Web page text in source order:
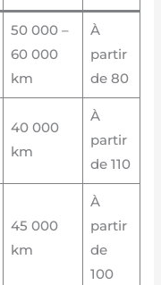
50 000 –
60 000
km
À
partir
de 80
40 000
km
À
partir
de 110
45 000
km
À
partir
de
100